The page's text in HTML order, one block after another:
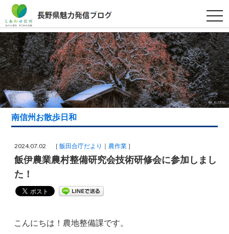
t
o
g
g
l
e
n
a
v
i
g
a
t
n
南信州お散歩日和
2024.07.02 ［飯田合庁だより 農作業 ］
飯伊農業農村整備研究会技術研修会に参加しまし
た！
こんにちは！農地整備課です。